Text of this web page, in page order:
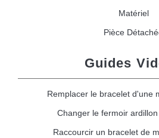
Matériel
Pièce
Guides
Remplacer le bracelet d'une
Changer le fermoir
Raccourcir un bracelet de